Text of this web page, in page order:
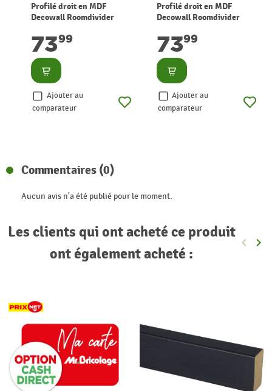
Profilé droit en MDF
Decowall Roomdivider
CANDO
7399
Consulter
Ajouter au
comparateur
Profilé droit en MDF
Decowall Roomdivider
pièces CANDO
7399
Consulter
Ajouter au
comparateur
Commentaires (0)
Aucun avis n'a été publié pour le moment.
Les clients qui ont acheté ce produit
ont également acheté :
keyboard_arrow_left keyboard_arrow_right